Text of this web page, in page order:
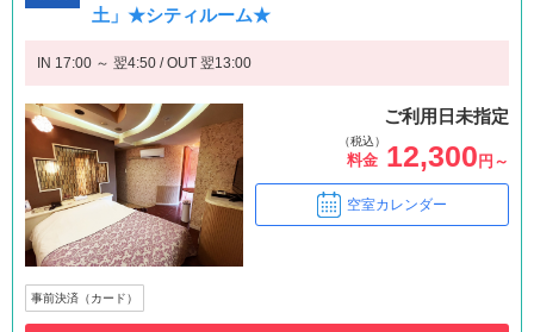
土」★シティルーム★
IN 17:00 ～ 翌4:50 / OUT 翌13:00
ご利用日未指定
（税込）
料金 12,300 円～
空室カレンダー
事前決済（カード）